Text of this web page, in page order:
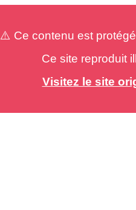
⚠️ Ce contenu est
Ce site reproduit
Visitez le site